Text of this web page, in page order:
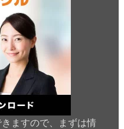
ますので、まずは情